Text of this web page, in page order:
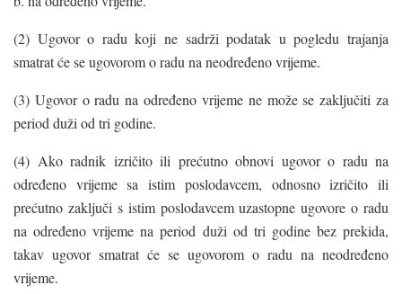
(2) Ugovor o radu koji ne sadrži podatak u pogledu trajanja
smatrat će se ugovorom o radu na neodređeno vrijeme.
(3) Ugovor o radu na određeno vrijeme ne može se zaključiti za
period duži od tri godine.
(4) Ako radnik izričito ili prećutno obnovi ugovor o radu na
određeno vrijeme sa istim poslodavcem, odnosno izričito ili
prećutno zaključi s istim poslodavcem uzastopne ugovore o radu
na određeno vrijeme na period duži od tri godine bez prekida,
takav ugovor smatrat će se ugovorom o radu na neodređeno
vrijeme.